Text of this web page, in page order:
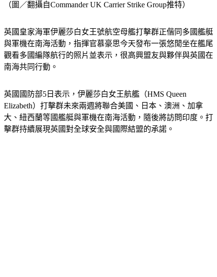
英國皇家海軍伊麗莎白女王號航空母艦打擊群正偕同多國艦艇
與軍機在南海活動，指揮官慕豪思今天發布一張悠閒坐在艦尾
觀看多國編隊航行的照片並表示，很高興盟友與夥伴與英國在
英國國防部5日表示，伊麗莎白女王航艦（HMS Queen
Elizabeth）打擊群未來兩週將聯合美國、日本、澳洲、加拿
大、紐西蘭等國艦艇與軍機在南海活動，隨後將訪問印度。打